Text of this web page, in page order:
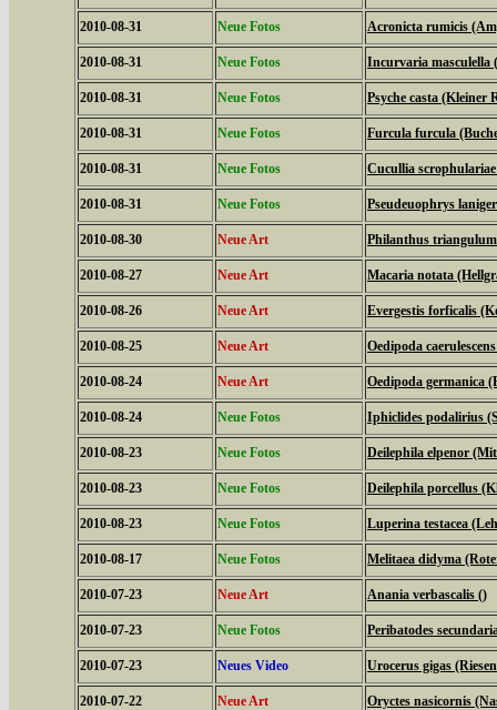
2010-08-31 Neue Fotos Acronicta rumicis
2010-08-31 Neue Fotos Incurvaria masculella
2010-08-31 Neue Fotos Psyche casta (Kleiner
2010-08-31 Neue Fotos Furcula furcula
2010-08-31 Neue Fotos Cucullia
2010-08-31 Neue Fotos Pseudeuophrys
2010-08-30 Neue Art Philanthus
2010-08-27 Neue Art Macaria notata
2010-08-26 Neue Art Evergestis forficalis
2010-08-25 Neue Art Oedipoda
2010-08-24 Neue Art Oedipoda germanica
2010-08-24 Neue Fotos Iphiclides podalirius
2010-08-23 Neue Fotos Deilephila elpenor
2010-08-23 Neue Fotos Deilephila porcellus
2010-08-23 Neue Fotos Luperina testacea
2010-08-17 Neue Fotos Melitaea didyma
2010-07-23 Neue Art Anania verbascalis ()
2010-07-23 Neue Fotos Peribatodes
2010-07-23 Neues Video Urocerus gigas
2010-07-22 Neue Art Oryctes nasicornis